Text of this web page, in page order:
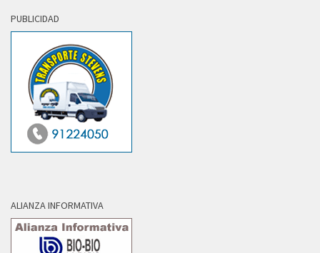
PUBLICIDAD
ALIANZA INFORMATIVA